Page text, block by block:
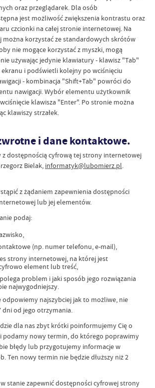
oraz przeglądarek. Dla osób
jest możliwość zwiększenia kontrastu oraz
czcionki na całej stronie internetowej. Na
korzystać ze standardowych skrótów
nie mogące korzystać z myszki, mogą
używając jedynie klawiatury - klawisz "Tab"
i podświetli kolejny po wciśnięciu
- kombinacja "Shift+Tab" powróci do
nawigacji. Wybór elementu użytkownik
klawisza "Enter". Po stronie można
klawiszy strzałek.
i dane kontaktowe.
z dostępnością cyfrową tej strony internetowej
Bielak, informatyk@lubomierz.pl.
z żądaniem zapewnienia dostępności
lub jej elementów.
podaj:
(np. numer telefonu, e-mail),
strony internetowej, na której jest
element lub treść,
problem i jaki sposób jego rozwiązania
najwygodniejszy.
odpowiemy najszybciej jak to możliwe, nie
dni od jego otrzymania.
dla nas zbyt krótki poinformujemy Cię o
podamy nowy termin, do którego poprawimy
błędy lub przygotujemy informacje w
Ten nowy termin nie będzie dłuższy niż 2
stanie zapewnić dostępności cyfrowej strony